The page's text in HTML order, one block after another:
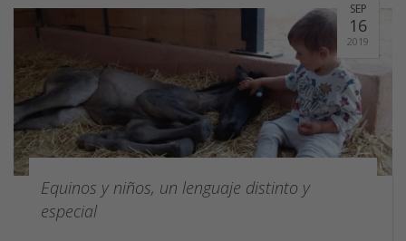
SEP
16
2019
Equinos y niños, un lenguaje distinto y
especial